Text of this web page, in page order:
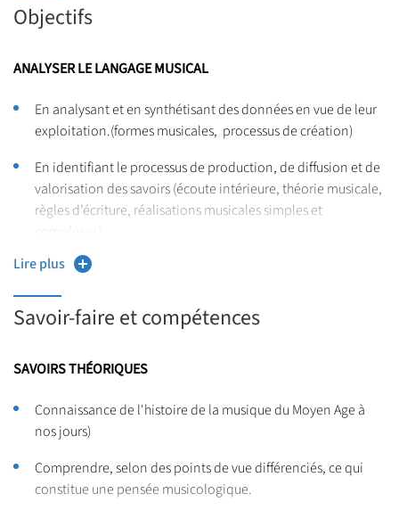
Des séminaires et une formation à la méthodologie de la
recherche complètent
Ce cursus de niveau Master 1 comprend la réalisation d’un
Mémoire de recherche.
Objectifs
ANALYSER LE LANGAGE MUSICAL
En analysant et en synthétisant des données en vue de leur
exploitation.(formes musicales, processus de création)
En identifiant le processus de production, de diffusion et de
valorisation des savoirs (écoute intérieure, théorie musicale,
règles d’écriture, réalisations musicales simples et
MOBILISER UNE CULTURE ARTISTIQUE, SITUER ET
CONTEXTUALISER
En identifiant, sélectionnant et en analysant avec esprit
critique diverses ressources dans son domaine de spécialité
pour documenter un sujet et synthétiser ces données en vue
En se servant aisément des différents registres d’expression
En mobilisant une culture artistique et les principales
Lire plus
Savoir-faire et compétences
SAVOIRS THÉORIQUES
Connaissance de l'histoire de la musique du Moyen Age à
nos jours)
Comprendre, selon des points de vue différenciés, ce qui
constitue une pensée musicologique.